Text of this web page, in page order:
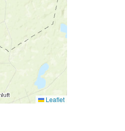
Leaflet